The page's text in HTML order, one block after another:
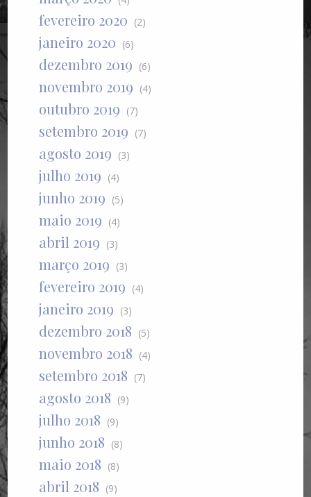
fevereiro 2020 (2)
janeiro 2020 (6)
dezembro 2019 (6)
novembro 2019 (4)
outubro 2019 (7)
setembro 2019 (7)
agosto 2019 (3)
julho 2019 (4)
junho 2019 (5)
maio 2019 (4)
abril 2019 (3)
março 2019 (3)
fevereiro 2019 (4)
janeiro 2019 (3)
dezembro 2018 (5)
novembro 2018 (4)
setembro 2018 (7)
agosto 2018 (9)
julho 2018 (9)
junho 2018 (8)
maio 2018 (8)
abril 2018 (9)